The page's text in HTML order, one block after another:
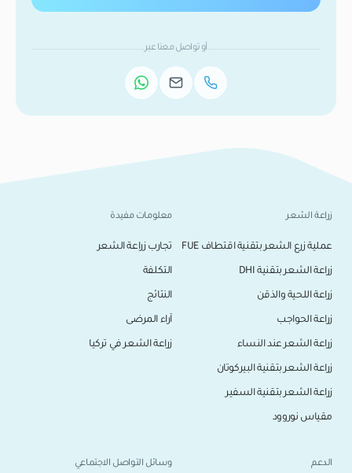
أو تواصل معنا عبر
زراعة الشعر
عملية زرع الشعر بتقنية اقتطاف FUE
زراعة الشعر بتقنية DHI
زراعة اللحية والذقن
زراعة الحواجب
زراعة الشعر عند النساء
زراعة الشعر بتقنية البيركوتان
زراعة الشعر بتقنية السفير
مقياس نوروود
معلومات مفيدة
تجارب زراعة الشعر
التكلفة
النتائج
آراء المرضى
زراعة الشعر في تركيا
الدعم وسائل التواصل الاجتماعي